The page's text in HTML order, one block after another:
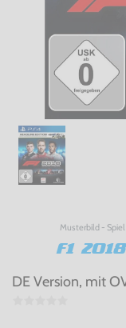
Musterbild -
F1
DE Version, mit